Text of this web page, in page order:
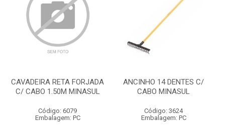
CAVADEIRA RETA FORJADA
C/ CABO 1.50M MINASUL
Código: 6079
Embalagem: PC
ANCINHO 14 DENTES C/
CABO MINASUL
Código: 3624
Embalagem: PC